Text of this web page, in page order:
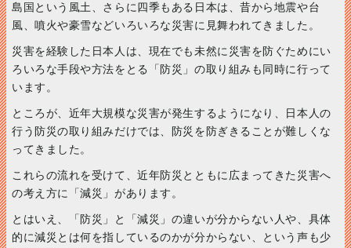
島国という風土、さらに四季もある日本は、昔から地震や台
風、噴火や豪雪などいろいろな災害に見舞われてきました。
災害を経験した日本人は、現在でも未然に災害を防ぐためにい
ろいろな手段や方法をとる「防災」の取り組みも同時に行って
います。
ところが、近年大規模な災害が発生するようになり、日本人の
行う防災の取り組みだけでは、防災を防ぎきることが難しくな
ってきました。
これらの流れを受けて、近年防災とともに広まってきた災害へ
の考え方に「減災」があります。
とはいえ、「防災」と「減災」の違いが分からない人や、具体
的に減災とは何を指しているのかが分からない、という声も少